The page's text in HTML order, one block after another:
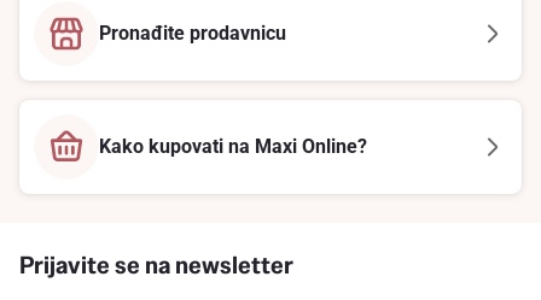
Pronađite prodavnicu
Kako kupovati na Maxi Online?
Prijavite se na newsletter